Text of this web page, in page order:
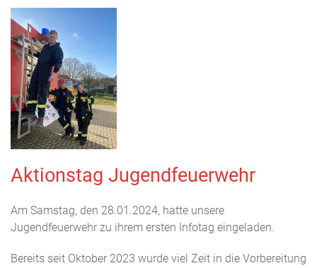
Aktionstag Jugendfeuerwehr
Am Samstag, den 28.01.2024, hatte unsere
Jugendfeuerwehr zu ihrem ersten Infotag eingeladen.
Bereits seit Oktober 2023 wurde viel Zeit in die Vorbereitung